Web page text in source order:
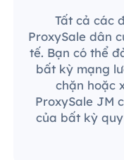
Tất cả các
ProxySale dân
tế. Bạn có thể
bất kỳ mạng
chặn hoặc
ProxySale JM
của bất kỳ